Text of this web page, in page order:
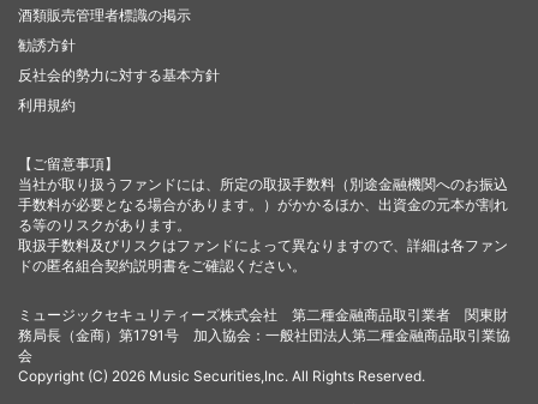
酒類販売管理者標識の掲示
勧誘方針
反社会的勢力に対する基本方針
利用規約
【ご留意事項】
当社が取り扱うファンドには、所定の取扱手数料（別途金融機関へのお振込
手数料が必要となる場合があります。）がかかるほか、出資金の元本が割れ
る等のリスクがあります。
取扱手数料及びリスクはファンドによって異なりますので、詳細は各ファン
ドの匿名組合契約説明書をご確認ください。
ミュージックセキュリティーズ株式会社 第二種金融商品取引業者 関東財
務局長（金商）第1791号 加入協会：一般社団法人第二種金融商品取引業協
会
Copyright (C) 2026 Music Securities,Inc. All Rights Reserved.